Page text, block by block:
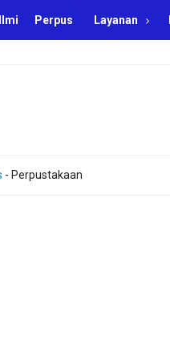
Perpus Layanan
- Perpustakaan